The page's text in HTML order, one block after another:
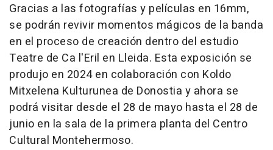
Gracias a las fotografías y películas en 16mm,
se podrán revivir momentos mágicos de la banda
en el proceso de creación dentro del estudio
Teatre de Ca l'Eril en Lleida. Esta exposición se
produjo en 2024 en colaboración con Koldo
Mitxelena Kulturunea de Donostia y ahora se
podrá visitar desde el 28 de mayo hasta el 28 de
junio en la sala de la primera planta del Centro
Cultural Montehermoso.